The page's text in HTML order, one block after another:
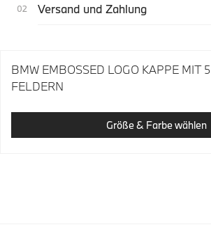
Versand und Zahlung
BMW EMBOSSED LOGO KAPPE MIT 5
FELDERN
Größe & Farbe wählen